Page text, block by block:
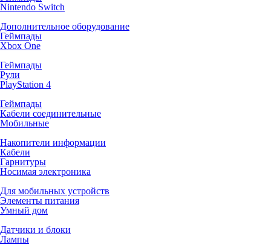
Nintendo Switch
Дополнительное оборудование
Геймпады
Xbox One
Геймпады
Рули
PlayStation 4
Геймпады
Кабели соединительные
Мобильные
Накопители информации
Кабели
Гарнитуры
Носимая электроника
Для мобильных устройств
Элементы питания
Умный дом
Датчики и блоки
Лампы